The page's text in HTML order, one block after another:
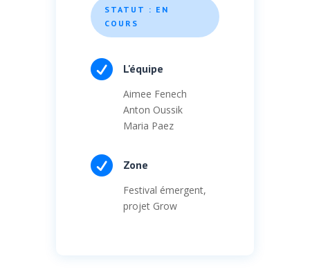
STATUT : EN
COURS
 L'équipe
Aimee Fenech
Anton Oussik
Maria Paez
 Zone
Festival émergent,
projet Grow